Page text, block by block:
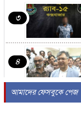
৩
৪
আমাদের ফেসবুকে পেজ